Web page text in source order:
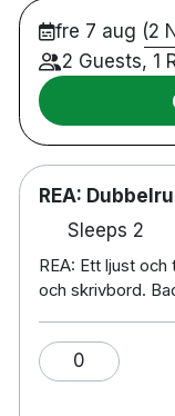
stilfullt inredda
och
Restaurang
Gym
Bastu
Husdjurvänligt
Rökfritt
För mer
fre 7 aug (2
2 Guests, 1
REA:
Sleeps 2
REA: Ett ljust
och skrivbord.
0